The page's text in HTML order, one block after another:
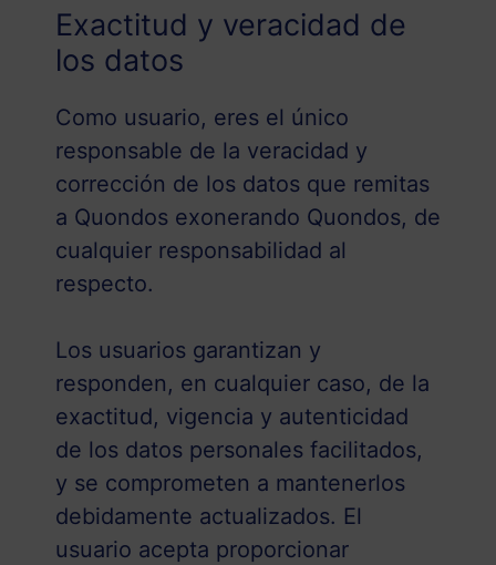
Exactitud y veracidad de
los datos
Como usuario, eres el único
responsable de la veracidad y
corrección de los datos que remitas
a Quondos exonerando Quondos, de
cualquier responsabilidad al
respecto.
Los usuarios garantizan y
responden, en cualquier caso, de la
exactitud, vigencia y autenticidad
de los datos personales facilitados,
y se comprometen a mantenerlos
debidamente actualizados. El
usuario acepta proporcionar